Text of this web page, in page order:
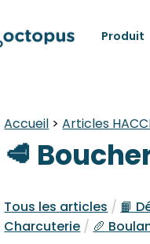
Produit
Accueil >Articles
🥩
Tous les articles / 📙
Charcuterie / 🥖